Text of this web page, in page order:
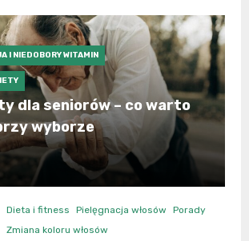
I NIEDOBORY WITAMIN
dla seniorów – co warto
wyborze
Dieta i fitness Pielęgnacja włosów
Porady
Zmiana koloru włosów